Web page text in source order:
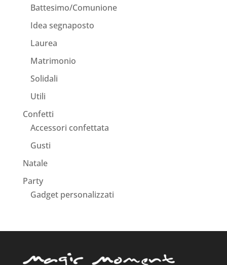
Battesimo/Comunione
Idea segnaposto
Laurea
Matrimonio
Solidali
Utili
Confetti
Accessori confettata
Gusti
Natale
Party
Gadget personalizzati